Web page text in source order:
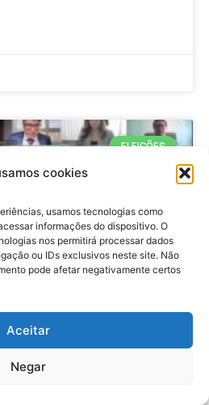
cookies
usamos tecnologias como
informações do dispositivo. O
nos permitirá processar dados
ou IDs exclusivos neste site. Não
pode afetar negativamente certos
Aceitar
Negar
ELEIÇÕES
procuradores e
realizam
no RN